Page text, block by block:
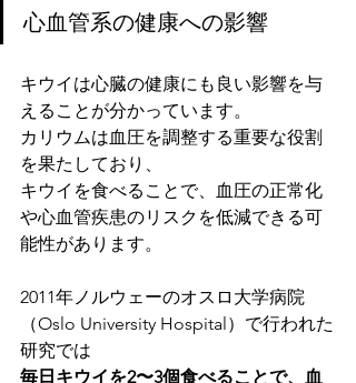
心血管系の健康への影響
キウイは心臓の健康にも良い影響を与
えることが分かっています。
カリウムは血圧を調整する重要な役割
を果たしており、
キウイを食べることで、血圧の正常化
や心血管疾患のリスクを低減できる可
能性があります。
2011年ノルウェーのオスロ大学病院
（Oslo University Hospital）で行われた
研究では
毎日キウイを2〜3個食べることで、血